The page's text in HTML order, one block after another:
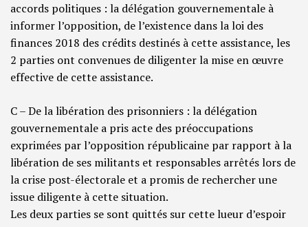
accords politiques : la délégation gouvernementale à
informer l’opposition, de l’existence dans la loi des
finances 2018 des crédits destinés à cette assistance, les
2 parties ont convenues de diligenter la mise en œuvre
effective de cette assistance.
C – De la libération des prisonniers : la délégation
gouvernementale a pris acte des préoccupations
exprimées par l’opposition républicaine par rapport à la
libération de ses militants et responsables arrêtés lors de
la crise post-électorale et a promis de rechercher une
issue diligente à cette situation.
Les deux parties se sont quittés sur cette lueur d’espoir